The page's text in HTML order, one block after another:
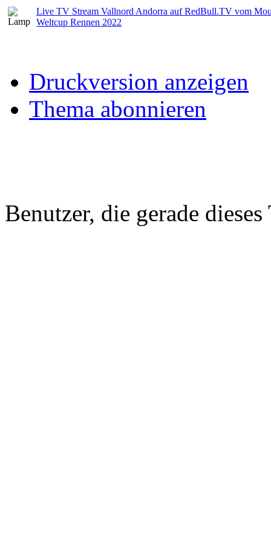
Live TV Stream Vallnord Andorra auf RedBull.TV vom
Weltcup Rennen 2022
Druckversion anzeigen
Thema abonnieren
Benutzer, die gerade